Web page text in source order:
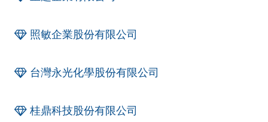
照敏企業股份有限公司
台灣永光化學股份有限公司
桂鼎科技股份有限公司